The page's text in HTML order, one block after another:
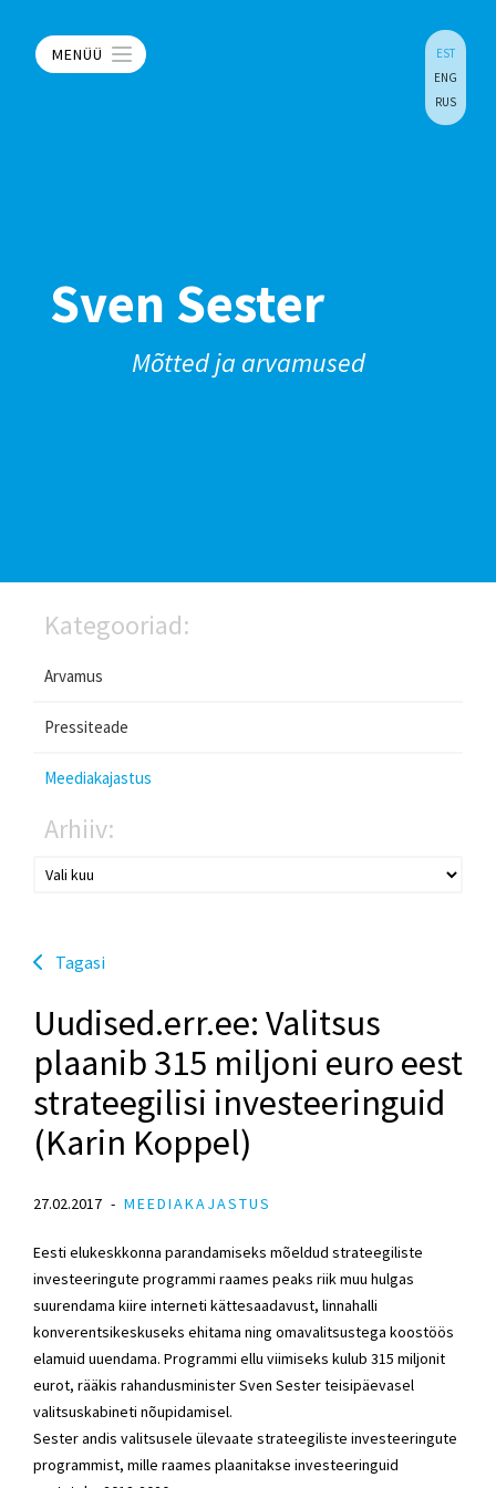
MENÜÜ
EST
ENG
RUS
Sven Sester
Mõtted ja arvamused
Kategooriad:
Arvamus
Pressiteade
Meediakajastus
Arhiiv:
Tagasi
Uudised.err.ee: Valitsus
plaanib 315 miljoni euro eest
strateegilisi investeeringuid
(Karin Koppel)
27.02.2017 MEEDIAKAJASTUS
Eesti elukeskkonna parandamiseks mõeldud strateegiliste
investeeringute programmi raames peaks riik muu hulgas
suurendama kiire interneti kättesaadavust, linnahalli
konverentsikeskuseks ehitama ning omavalitsustega koostöös
elamuid uuendama. Programmi ellu viimiseks kulub 315 miljonit
eurot, rääkis rahandusminister Sven Sester teisipäevasel
valitsuskabineti nõupidamisel.
Sester andis valitsusele ülevaate strateegiliste investeeringute
programmist, mille raames plaanitakse investeeringuid